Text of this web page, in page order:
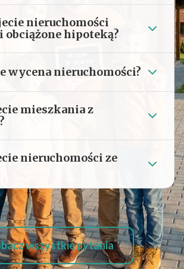
nieruchomości
obciążone hipoteką?
wycena nieruchomości?
mieszkania z
nieruchomości ze
wszystkie pytania